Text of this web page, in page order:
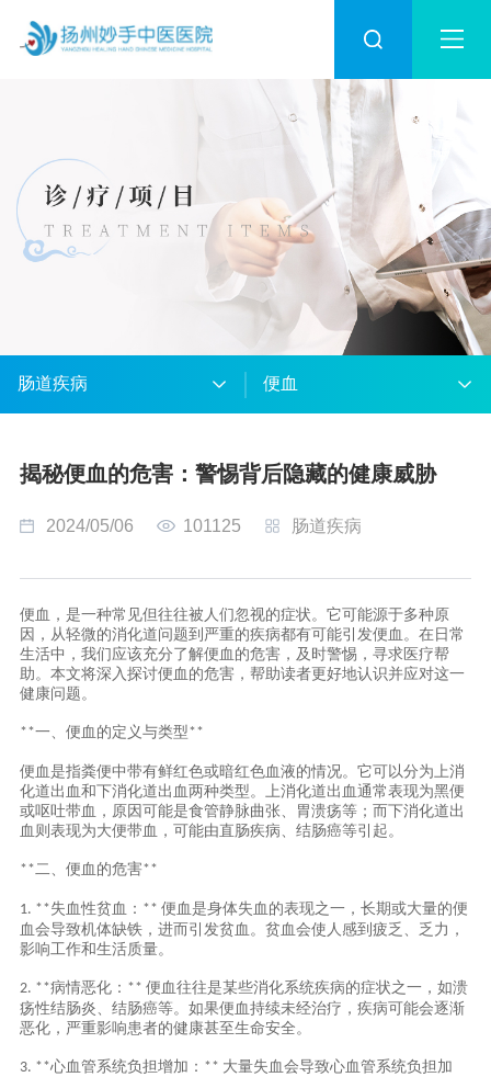
肠道疾病 便血
揭秘便血的危害：警惕背后隐藏的健康威胁
2024/05/06 101125 肠道疾病
便血，是一种常见但往往被人们忽视的症状。它可能源于多种原
因，从轻微的消化道问题到严重的疾病都有可能引发便血。在日常
生活中，我们应该充分了解便血的危害，及时警惕，寻求医疗帮
助。本文将深入探讨便血的危害，帮助读者更好地认识并应对这一
健康问题。
**一、便血的定义与类型**
便血是指粪便中带有鲜红色或暗红色血液的情况。它可以分为上消
化道出血和下消化道出血两种类型。上消化道出血通常表现为黑便
或呕吐带血，原因可能是食管静脉曲张、胃溃疡等；而下消化道出
血则表现为大便带血，可能由直肠疾病、结肠癌等引起。
** 二、便血的危害**
1. **失血性贫血： ** 便血是身体失血的表现之一，长期或大量的便
血会导致机体缺铁，进而引发贫血。贫血会使人感到疲乏、乏力，
影响工作和生活质量。
2. **病情恶化： ** 便血往往是某些消化系统疾病的症状之一，如溃
疡性结肠炎、结肠癌等。如果便血持续未经治疗，疾病可能会逐渐
恶化，严重影响患者的健康甚至生命安全。
3. **心血管系统负担增加： ** 大量失血会导致心血管系统负担加